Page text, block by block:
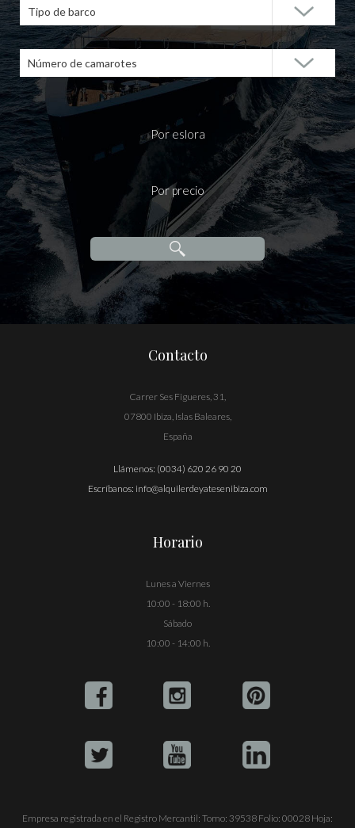
Tipo de barco
Número de camarotes
Por eslora
Por precio
Contacto
Carrer Ses Figueres, 31,
07800 Ibiza, Islas Baleares,
España
Llámenos: (0034) 620 26 90 20
Escríbanos: info@alquilerdeyatesenibiza.com
Horario
Lunes a Viernes
10:00 - 18:00 h.
Sábado
10:00 - 14:00 h.
Empresa registrada en el Registro Mercantil: Tomo: 39538 Folio: 00028 Hoja: